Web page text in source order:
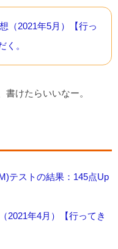
（2021年5月）【行っ
く。
けたらいいなー。
テストの結果：145点Up
2021年4月）【行ってき